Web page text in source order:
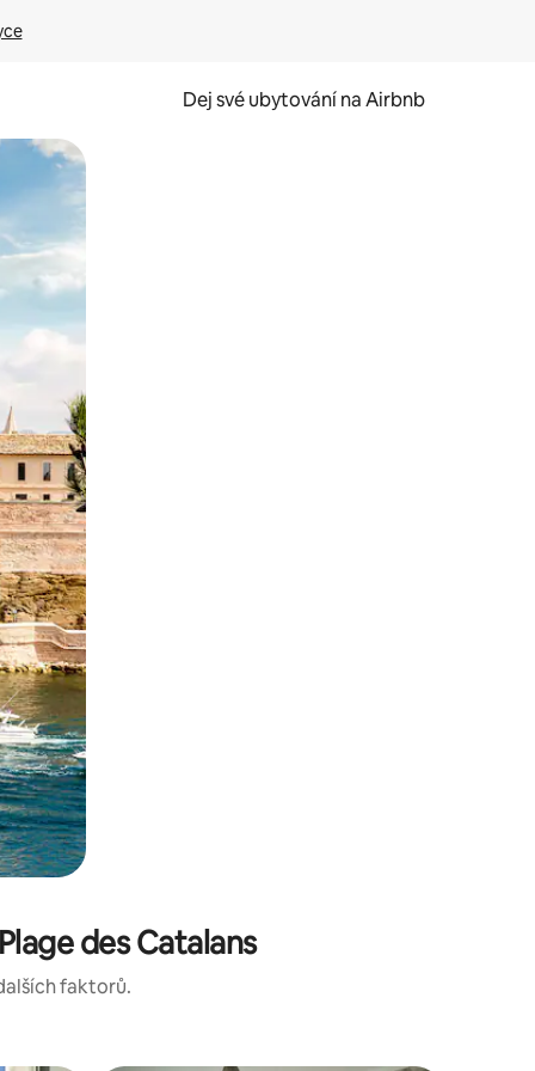
Dej své ubytování na Airbnb
des Catalans
faktorů.